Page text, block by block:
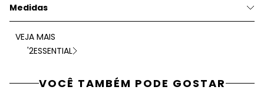
Medidas
VEJA MAIS
'2ESSENTIAL
VOCÊ TAMBÉM PODE GOSTAR